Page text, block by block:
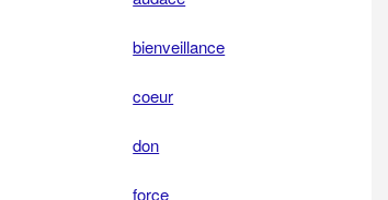
bienveillance
coeur
don
force